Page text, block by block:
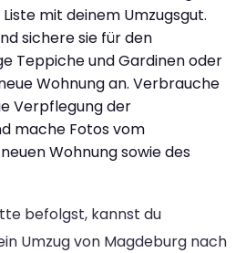
mit deinem Umzugsgut.
sichere sie für den
Teppiche und Gardinen oder
Wohnung an. Verbrauche
Verpflegung der
mache Fotos vom
Wohnung sowie des
befolgst, kannst du
Umzug von Magdeburg nach